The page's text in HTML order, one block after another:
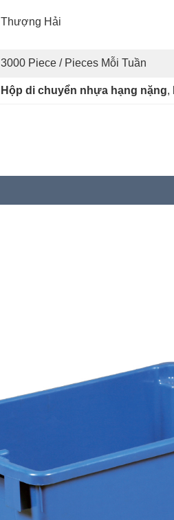
Thượng Hải
3000 Piece / Pieces Mỗi Tuần
Hộp di chuyển nhựa hạng nặng,